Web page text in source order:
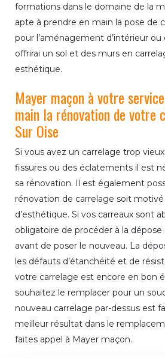
formations dans le domaine de la
apte à prendre en main la pose de
pour l’aménagement d’intérieur ou
offrirai un sol et des murs en
esthétique.
Mayer maçon à votre
main la rénovation de votre
Sur Oise
Si vous avez un carrelage trop
fissures ou des éclatements il est
sa rénovation. Il est également
rénovation de carrelage soit motivé
d’esthétique. Si vos carreaux sont
obligatoire de procéder à la dépose
avant de poser le nouveau. La
les défauts d’étanchéité et de
votre carrelage est encore en bon
souhaitez le remplacer pour un
nouveau carrelage par-dessus est
meilleur résultat dans le
faites appel à Mayer maçon.